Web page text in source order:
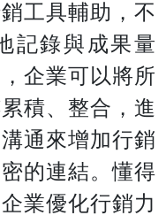
工具輔助，不
記錄與成果量
企業可以將所
積、整合，進
通來增加行銷
的連結。懂得
業優化行銷力